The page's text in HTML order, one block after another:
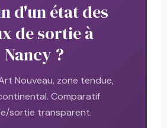
d'un état des
de sortie à
Nancy ?
Nouveau, zone tendue,
Comparatif
sortie transparent.